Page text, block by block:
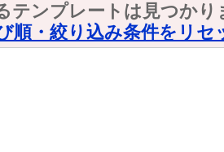
テンプレートは見つかり
順・絞り込み条件をリセ